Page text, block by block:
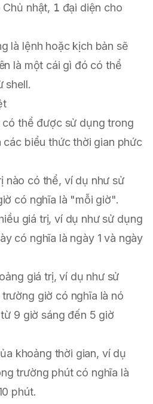
nhật, 1 đại diện cho
là lệnh hoặc kịch bản sẽ
là một cái gì đó có thể
shell.
thể được sử dụng trong
các biểu thức thời gian phức
nào có thể, ví dụ như sử
có nghĩa là "mỗi giờ".
giá trị, ví dụ như sử dụng
có nghĩa là ngày 1 và ngày
giá trị, ví dụ như sử
giờ có nghĩa là nó
9 giờ sáng đến 5 giờ
khoảng thời gian, ví dụ
trường phút có nghĩa là
phút.